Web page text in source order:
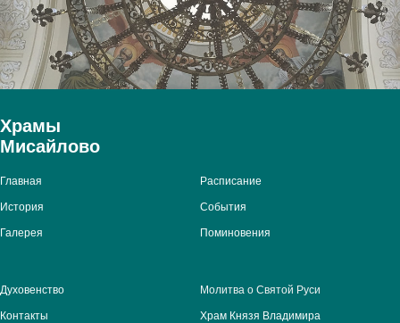
Храмы
Мисайлово
Главная
История
Галерея
Расписание
События
Поминовения
Духовенство
Контакты
Молитва о Святой Руси
Храм Князя Владимира